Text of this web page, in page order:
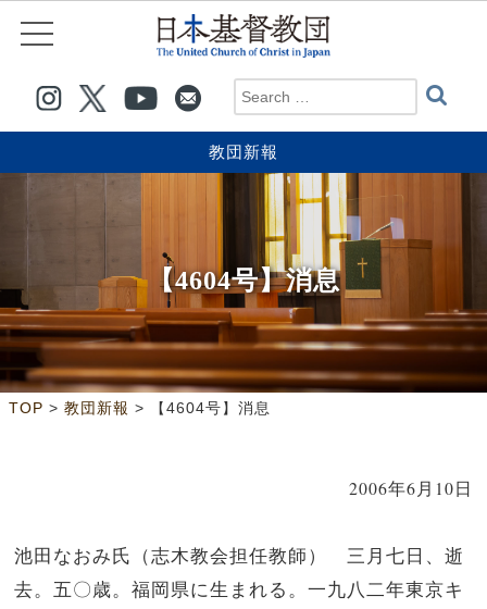
教団新報
【4604号】消息
TOP > 教団新報 > 【4604号】消息
2006年6月10日
池田なおみ氏（志木教会担任教師） 三月七日、逝
去。五〇歳。福岡県に生まれる。一九八二年東京キ